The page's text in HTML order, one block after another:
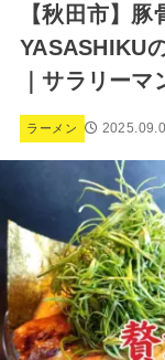
【秋田市】
YASASHIKU
｜サラリーマ
ラーメン